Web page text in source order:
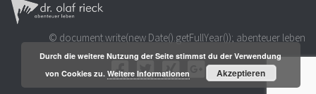
© document.write(new Date().getFullYear()); abenteuer leben
Durch die weitere Nutzung der Seite stimmst du der Verwendung
von Cookies zu. Weitere Informationen Akzeptieren